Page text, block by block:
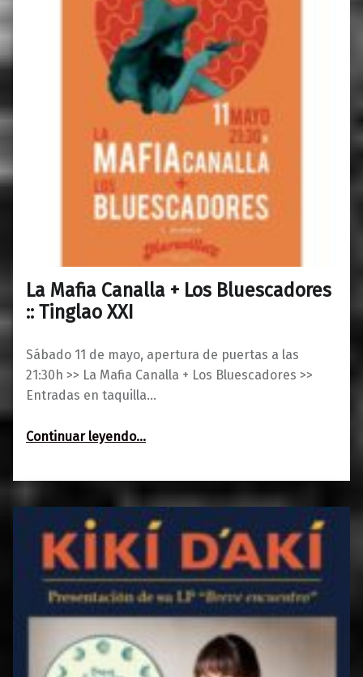
La Mafia Canalla + Los Bluescadores
:: Tinglao XXI
Sábado 11 de mayo, apertura de puertas a las
21:30h >> La Mafia Canalla + Los Bluescadores >>
Entradas en taquilla…
Continuar leyendo“La Mafia Canalla + Los Bluescadores :: Tinglao XXI”
…
06/05/2019
0
Maravillas